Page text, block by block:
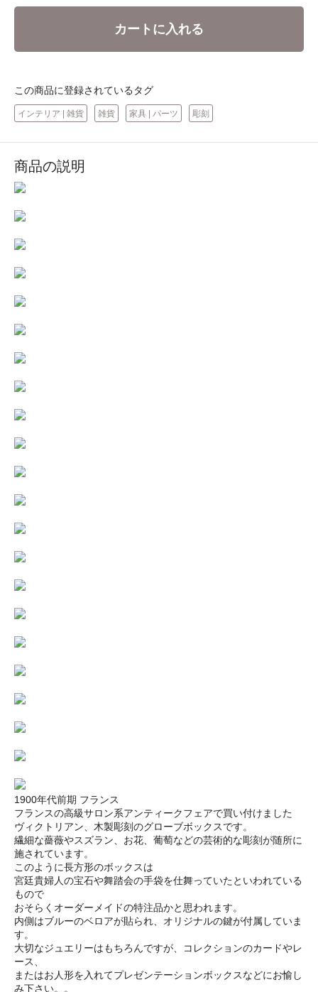
カートに入れる
この商品に登録されているタグ
インテリア | 雑貨 雑貨 家具 | パーツ 彫刻
商品の説明
1900年代前期 フランス
フランスの高級サロン系アンティークフェアで買い付けました
ヴィクトリアン、木製彫刻のグローブボックスです。
繊細な薔薇やスズラン、お花、葡萄などの芸術的な彫刻が随所に
施されています。
このように長方形のボックスは
宮廷貴婦人の宝石や舞踏会の手袋を仕舞っていたといわれている
もので
おそらくオーダーメイドの特注品かと思われます。
内側はブルーのベロアが貼られ、オリジナルの鍵が付属していま
す。
大切なジュエリーはもちろんですが、コレクションのカードやレ
ース、
またはお人形を入れてプレゼンテーションボックスなどにお愉し
み下さい。。